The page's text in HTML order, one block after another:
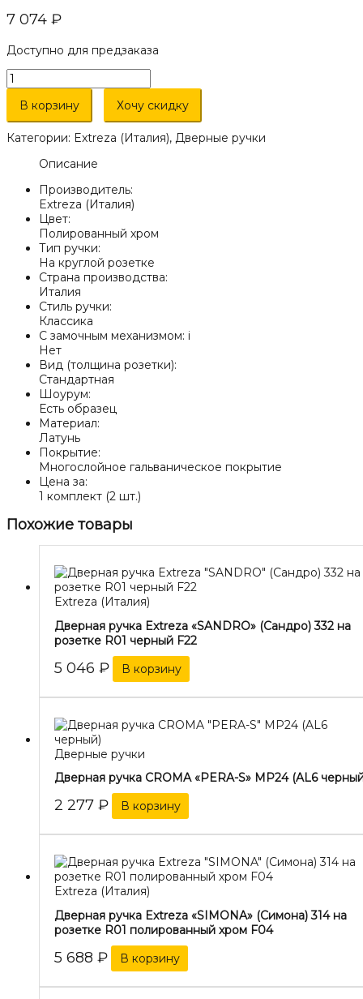
7 074 ₽
Доступно для предзаказа
Количество
товара
Дверная
ручка
Extreza
"TERNI"
(Терни)
розетке
R06
полированный
хром
В корзину Хочу скидку
Категории: Extreza (Италия), Дверные ручки
Описание
Производитель:
Extreza (Италия)
Цвет:
Полированный хром
Тип ручки:
На круглой розетке
Страна производства:
Италия
Стиль ручки:
Классика
С замочным механизмом: i
Нет
Вид (толщина розетки):
Стандартная
Шоурум:
Есть образец
Материал:
Латунь
Покрытие:
Многослойное гальваническое покрытие
Цена за:
1 комплект (2 шт.)
Похожие товары
Extreza (Италия)
Дверная ручка Extreza «SANDRO» (Сандро) 332 на
розетке R01 черный F22
5 046 ₽ В корзину
Дверные ручки
Дверная ручка CROMA «PERA-S» MP24 (AL6
2 277 ₽ В корзину
Extreza (Италия)
Дверная ручка Extreza «SIMONA» (Симона) 314 на
розетке R01 полированный хром F04
5 688 ₽ В корзину